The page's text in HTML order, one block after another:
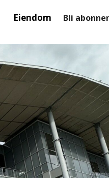
Eiendom Bli